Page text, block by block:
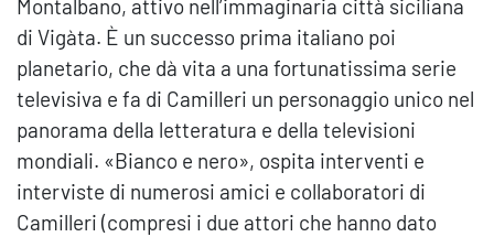
Montalbano, attivo nell’immaginaria città siciliana
di Vigàta. È un successo prima italiano poi
planetario, che dà vita a una fortunatissima serie
televisiva e fa di Camilleri un personaggio unico nel
panorama della letteratura e della televisioni
mondiali. «Bianco e nero», ospita interventi e
interviste di numerosi amici e collaboratori di
Camilleri (compresi i due attori che hanno dato